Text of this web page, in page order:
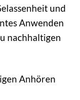
und
Anwenden
nachhaltigen
Anhören